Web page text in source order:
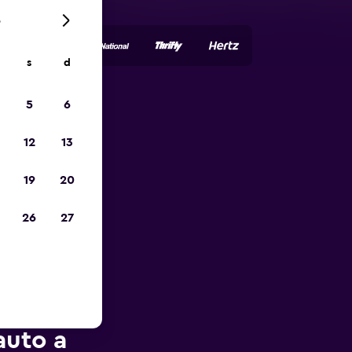
a
s d
5 6
12 13
19 20
26 27